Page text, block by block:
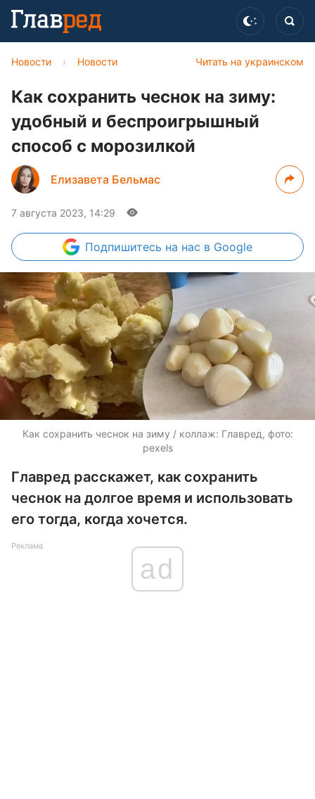
Читать на украинском
Новости › Новости
Как сохранить чеснок на зиму:
удобный и беспроигрышный
способ с морозилкой
Елизавета Бельмас
7 августа 2023, 14:29
Подпишитесь на нас в Google
Как сохранить чеснок на зиму / коллаж: Главред, фото:
pexels
Главред расскажет, как сохранить
чеснок на долгое время и использовать
его тогда, когда хочется.
Реклама
ad